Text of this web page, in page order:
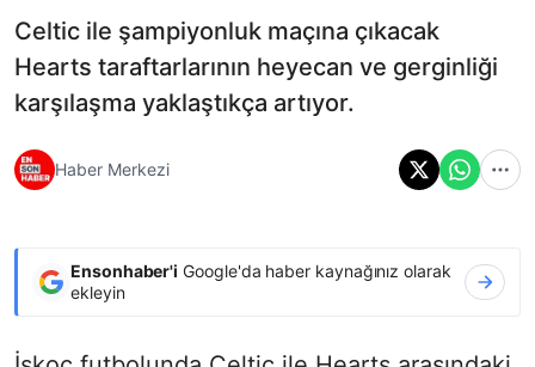
Celtic ile şampiyonluk maçına çıkacak
Hearts taraftarlarının heyecan ve gerginliği
karşılaşma yaklaştıkça artıyor.
Haber Merkezi
Ensonhaber'i Google'da haber kaynağınız olarak
ekleyin